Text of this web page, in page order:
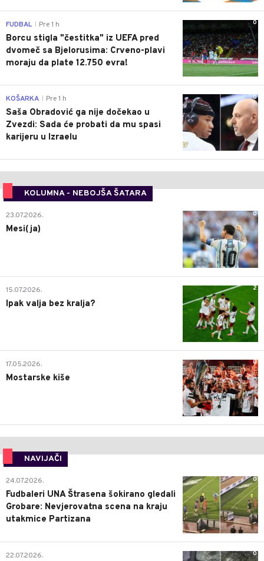
0
FUDBAL Pre 1 h
Borcu stigla "čestitka" iz UEFA pred
dvomeč sa Bjelorusima: Crveno-plavi
moraju da plate 12.750 evra!
0
KOŠARKA Pre 1 h
Saša Obradović ga nije dočekao u
Zvezdi: Sada će probati da mu spasi
karijeru u Izraelu
KOLUMNA - NEBOJŠA ŠATARA
0
23.07.2026.
Mesi(ja)
2
15.07.2026.
Ipak valja bez kralja?
0
17.05.2026.
Mostarske kiše
NAVIJAČI
0
24.07.2026.
Fudbaleri UNA Štrasena šokirano gledali
Grobare: Nevjerovatna scena na kraju
utakmice Partizana
0
22.07.2026.